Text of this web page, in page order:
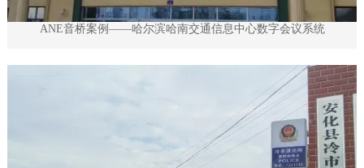
ANE音桥案例——哈尔滨哈南交通信息中心数字会议系统